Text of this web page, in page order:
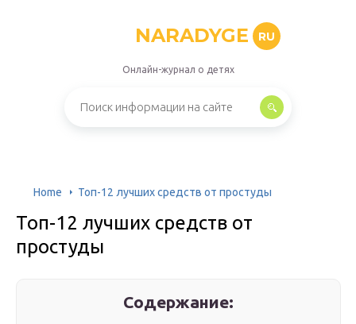
NARADYGE RU
Онлайн-журнал о детях
Home Топ-12 лучших средств от простуды
Топ-12 лучших средств от
простуды
Содержание: